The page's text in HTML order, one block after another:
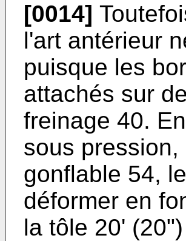
[0014]
l'art antérieur
puisque les
attachés sur
freinage 40.
sous
gonflable 54,
déformer en
la tôle 20' (20")